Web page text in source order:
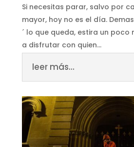
Si necesitas parar, salvo por
mayor, hoy no es el día.
´ lo que queda, estira un poco
a disfrutar con quien…
leer más...